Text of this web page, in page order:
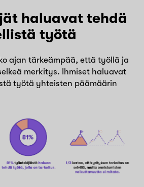
haluavat tehdä
työtä
ajan tärkeämpää, että työllä ja
merkitys. Ihmiset haluavat
työtä yhteisten päämäärin